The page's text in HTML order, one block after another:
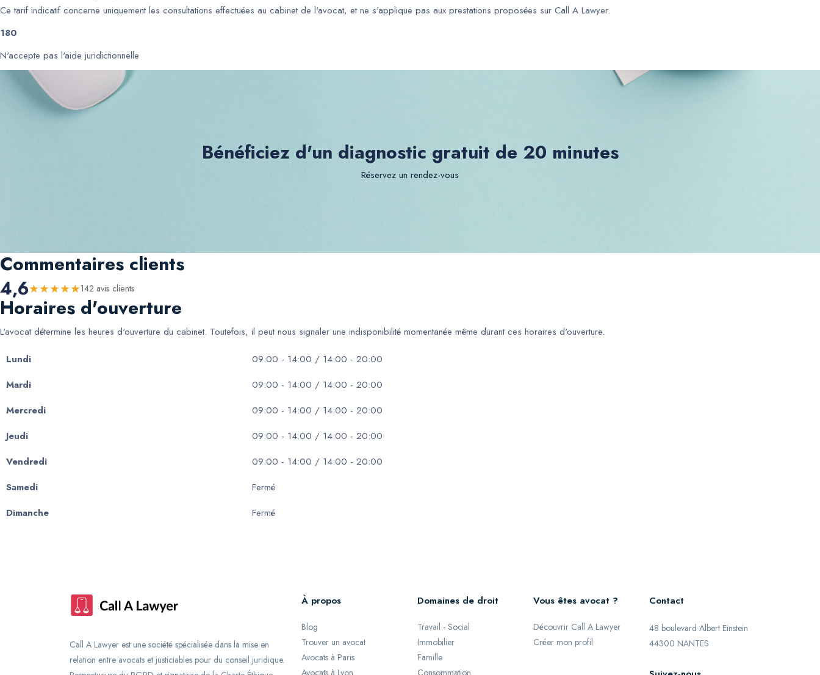
Ce tarif indicatif concerne uniquement les consultations effectuées au cabinet de l'avocat, et ne s'applique pas aux prestations proposées sur Call A Lawyer.
180
N'accepte pas l'aide juridictionnelle
Bénéficiez d'un diagnostic gratuit de 20 minutes
Réservez un rendez-vous
Commentaires clients
4,6★★★★★142 avis clients
Horaires d'ouverture
L'avocat détermine les heures d'ouverture du cabinet. Toutefois, il peut nous signaler une indisponibilité momentanée même durant ces horaires d'ouverture.
Lundi
09:00 - 14:00 / 14:00 - 20:00
Mardi
09:00 - 14:00 / 14:00 - 20:00
Mercredi
09:00 - 14:00 / 14:00 - 20:00
Jeudi
09:00 - 14:00 / 14:00 - 20:00
Vendredi
09:00 - 14:00 / 14:00 - 20:00
Samedi
Fermé
Dimanche
Fermé
Call A Lawyer est une société spécialisée dans la mise en
relation entre avocats et justiciables pour du conseil juridique.
À propos
Blog
Trouver un avocat
Avocats à Paris
Avocats à Lyon
Domaines de droit
Travail - Social
Immobilier
Famille
Consommation
Vous êtes avocat ?
Découvrir Call A Lawyer
Créer mon profil
Contact
48 boulevard Albert Einstein
44300 NANTES